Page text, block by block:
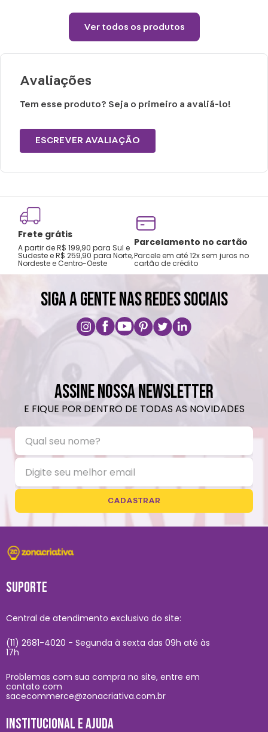
Cuidados e recomendações de uso:
Cuidados e recomendações de uso:
deixe pelo menos 1,5cm de espaço para
poder fechar o copo.
quebrar o produto.
Não é a prova de pequenos vazamentos,
carregue o produto apenas na posição
mochilas.
Lavar com água, esponja macia e sabão
neutro.
Não recomendado colocar no freezer.
Não vai á lava-louças, nem ao micro-
Não utilizar produtos químicos e abrasivos.
Ver todos os produtos
Avaliações
Tem esse produto? Seja o primeiro a avaliá-lo!
ESCREVER AVALIAÇÃO
Frete grátis
A partir de R$ 199,90 para Sul e
Sudeste e R$ 259,90 para Norte,
Nordeste e Centro-Oeste
Parcelamento no cartão
Parcele em até 12x sem juros no
cartão de crédito
SIGA A GENTE NAS REDES SOCIAIS
ASSINE NOSSA NEWSLETTER
E FIQUE POR DENTRO DE TODAS AS NOVIDADES
CADASTRAR
SUPORTE
Central de atendimento exclusivo do site:
(11) 2681-4020 - Segunda à sexta das 09h até às
17h
Problemas com sua compra no site, entre em
contato com
sacecommerce@zonacriativa.com.br
INSTITUCIONAL E AJUDA